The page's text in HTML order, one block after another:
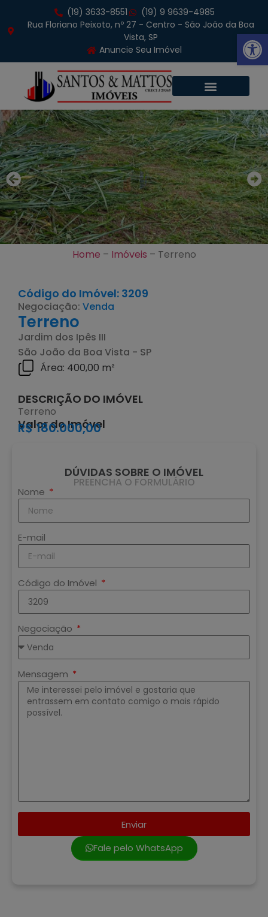
Abrir
(19) 3633-8551
(19) 9 9639-4985
Rua Floriano Peixoto, nº 27 - Centro - São João da Boa
Vista, SP
Anuncie Seu Imóvel
Home – Imóveis – Terreno
Código do Imóvel: 3209
Negociação: Venda
Terreno
Jardim dos Ipês III
São João da Boa Vista - SP
Área: 400,00 m²
DESCRIÇÃO DO IMÓVEL
Terreno
Valor do Imóvel
R$ 180.000,00
DÚVIDAS SOBRE O IMÓVEL
PREENCHA O FORMULÁRIO
Nome
E-mail
Código do Imóvel
Negociação
Mensagem
Enviar
Fale pelo WhatsApp